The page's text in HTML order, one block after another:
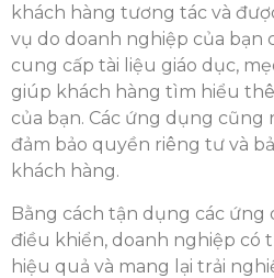
khách hàng tương tác và
vụ do doanh nghiệp của bạn
cung cấp tài liệu giáo dục,
giúp khách hàng tìm hiểu
của bạn. Các ứng dụng
đảm bảo quyền riêng tư và
khách hàng.
Bằng cách tận dụng các ứng
điều khiển, doanh nghiệp có
hiệu quả và mang lại trải